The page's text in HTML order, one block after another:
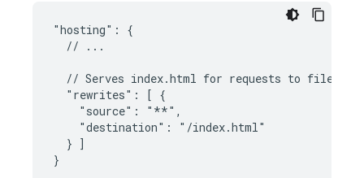
"hosting": {
  // ...
// Serves index.html for requests to files
  "rewrites": [ {
    "source": "**",
    "destination": "/index.html"
  } ]